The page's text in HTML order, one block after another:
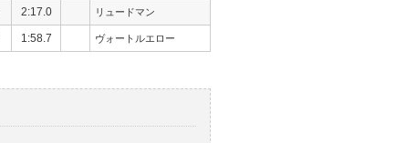
2:17.0 リュードマン
1:58.7 ヴォートルエロー